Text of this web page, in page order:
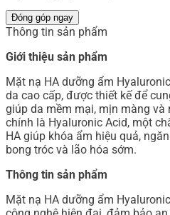
Đóng góp ngay
Thông tin sản phẩm
Giới thiệu sản phẩm
Mặt nạ HA dưỡng ẩm
da cao cấp, được thiết kế để
giúp da mềm mại, mịn màng và
chính là Hyaluronic Acid, một
HA giúp khóa ẩm hiệu quả,
bong tróc và lão hóa sớm.
Thông tin sản phẩm
Mặt nạ HA dưỡng ẩm